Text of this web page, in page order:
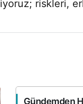
riskleri,
Gündemden